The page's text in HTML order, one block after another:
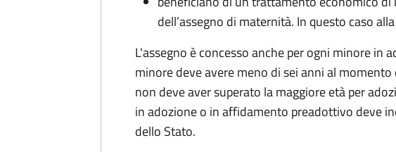
dell’assegno di maternità. In questo caso
L'assegno è concesso anche per ogni minore
minore deve avere meno di sei anni al
non deve aver superato la maggiore età per
in adozione o in affidamento preadottivo deve
dello Stato.